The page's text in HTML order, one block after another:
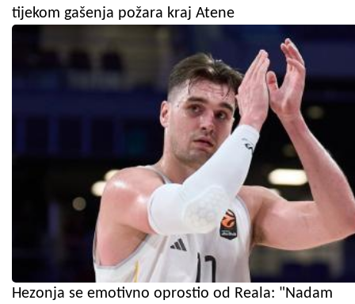
tijekom gašenja požara kraj Atene
Hezonja se emotivno oprostio od Reala: "Nadam